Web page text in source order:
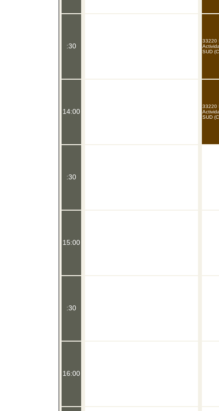
:30
14:00
:30
15:00
:30
16:00
33220
SUD
33220
SUD